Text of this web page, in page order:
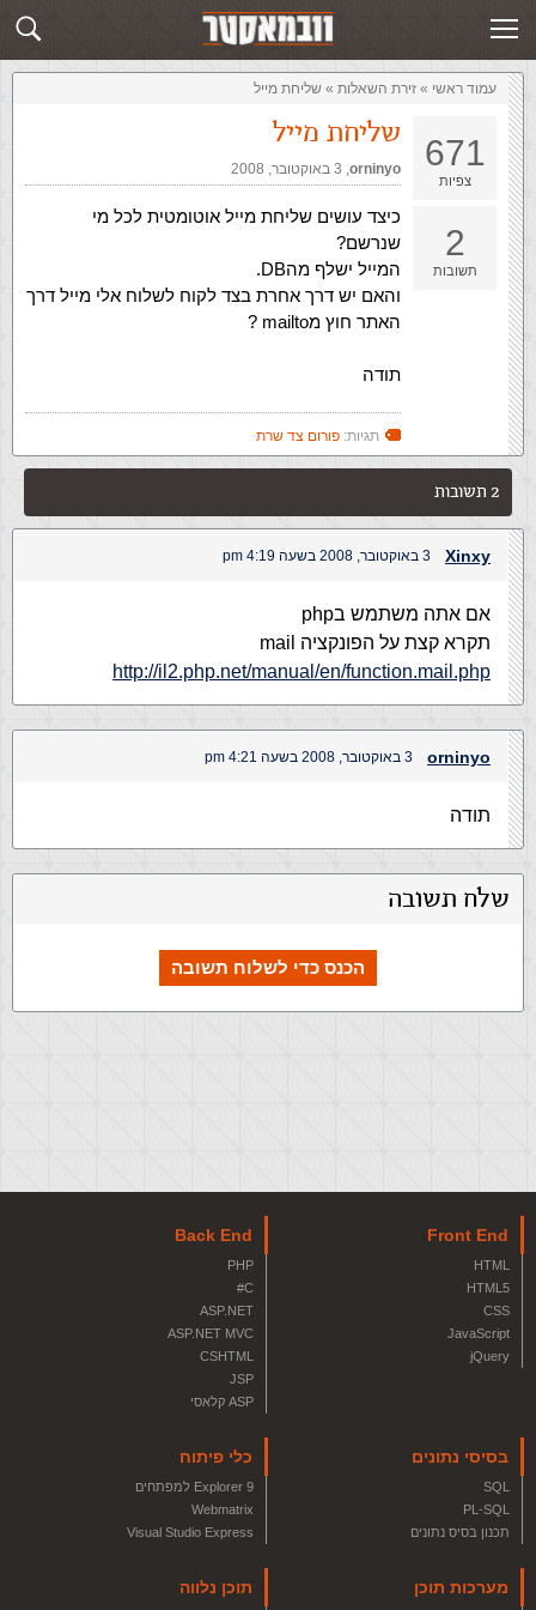
שלח תשובה זירת השאלות
עמוד ראשי » ‏זירת השאלות‏ » שליחת מייל
671
צפיות
2
תשובות
שליחת מייל
orninyo
,‏ 3 באוקטובר, 2008
כיצד עושים שליחת מייל אוטומטית לכל מי
שנרשם?
המייל ישלף מהDB.
והאם יש דרך אחרת בצד לקוח לשלוח אלי מייל דרך
האתר חוץ מmailto ?
תודה
תגיות: פורום צד שרת
2 תשובות
Xinxy 3 באוקטובר, 2008 בשעה 4:19 pm
אם אתה משתמש בphp
תקרא קצת על הפונקציה mail
http://il2.php.net/manual/en/function.mail.php
orninyo 3 באוקטובר, 2008 בשעה 4:21 pm
תודה
שלח תשובה
הכנס כדי לשלוח תשובה
Front End
HTML
HTML5
CSS
JavaScript
jQuery
Back End
PHP
C#
ASP.NET
ASP.NET MVC
CSHTML
JSP
ASP קלאסי
בסיסי נתונים
SQL
PL-SQL
תכנון בסיס נתונים
כלי פיתוח
Explorer 9 למפתחים
Webmatrix
Visual Studio Express
מערכות תוכן תוכן נלווה